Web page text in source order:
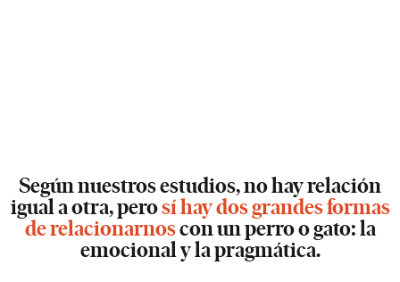
Según nuestros estudios, no hay relación
igual a otra, perosí hay dos grandes formas
de relacionarnoscon un perro o gato: la
emocional y la pragmática.